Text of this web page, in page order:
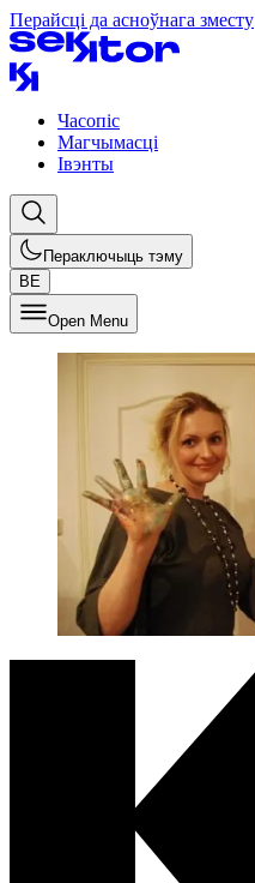
Перайсці да асноўнага зместу
Часопіс
Магчымасці
Івэнты
Пераключыць тэму
BE
Open Menu